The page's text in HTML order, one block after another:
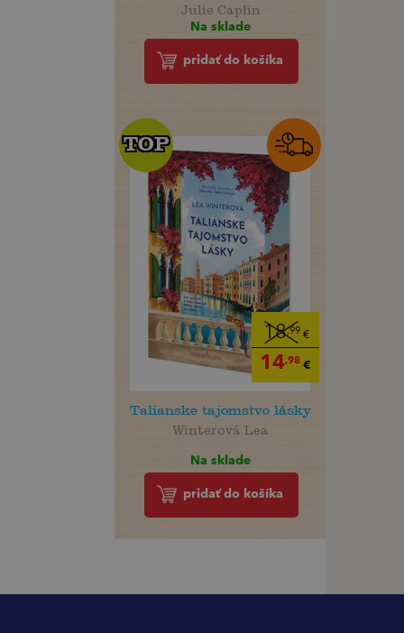
Julie Caplin
Na sklade
pridať do košíka
18,99 €
14,98€
TOP
TOP
Talianske tajomstvo lásky
Winterová Lea
Na sklade
pridať do košíka